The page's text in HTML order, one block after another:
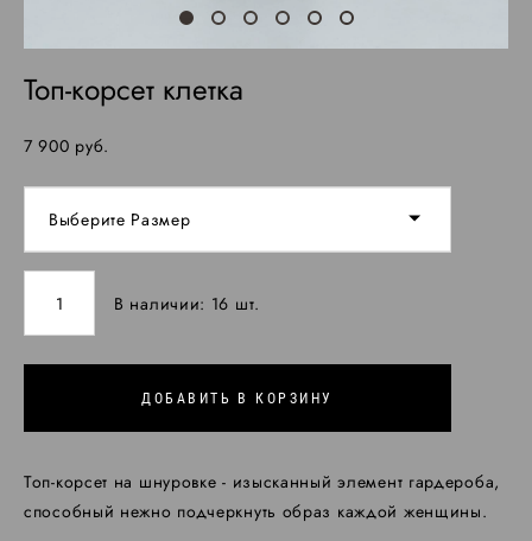
Топ-корсет клетка
7 900 pуб.
Выберите Размер
В наличии: 16 шт.
ДОБАВИТЬ В КОРЗИНУ
Топ-корсет на шнуровке - изысканный элемент гардероба,
способный нежно подчеркнуть образ каждой женщины.